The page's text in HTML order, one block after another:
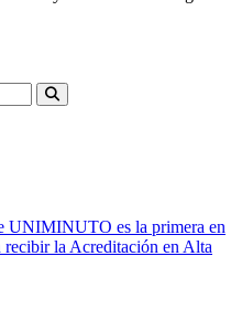
UNIMINUTO es la primera en
la Acreditación en Alta